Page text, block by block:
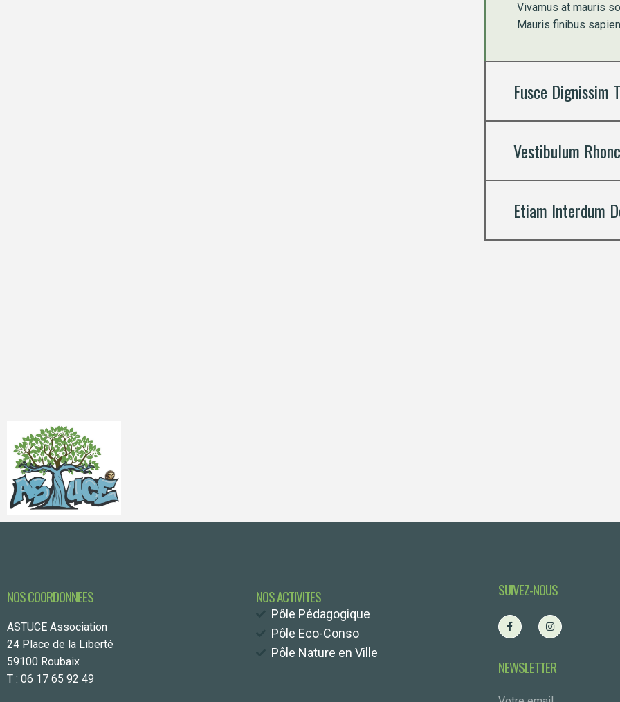
Vivamus at mauris
Mauris finibus
Fusce Dignissim
Vestibulum
Etiam Interdum
NOS COORDONNEES
ASTUCE Association
24 Place de la Liberté
59100 Roubaix
T : 06 17 65 92 49
NOS ACTIVITES
Pôle Pédagogique
Pôle Eco-Conso
Pôle Nature en Ville
SUIVEZ-NOUS
NEWSLETTER